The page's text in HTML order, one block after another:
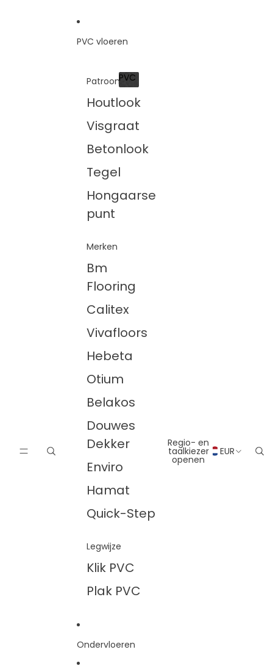
PVC vloeren
Patroon
Houtlook
Visgraat
Betonlook
Tegel
Hongaarse
punt
Merken
Bm
Flooring
Calitex
Vivafloors
Hebeta
Otium
Belakos
Douwes
Dekker
Enviro
Hamat
Quick-Step
Legwijze
Klik PVC
Plak PVC
PVC
PVC
Ondervloeren
Regio- en
taalkiezer
openen
EUR